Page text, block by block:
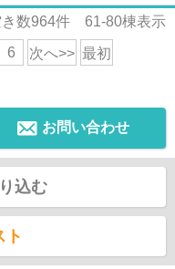
数964件 61-80棟表示
6 次へ>> 最初
お問い合わせ
込む
ト